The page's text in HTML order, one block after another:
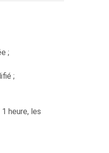
;
;
heure, les